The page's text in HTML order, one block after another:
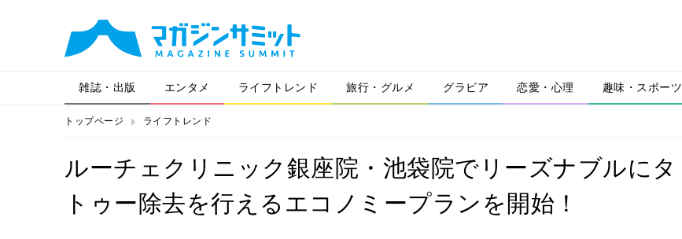
雑誌・出版 エンタメ ライフトレンド 旅行・グルメ グラビア 恋愛・心理 趣味・スポーツ
トップページ ライフトレンド
ルーチェクリニック銀座院・池袋院でリーズナブルにタ
トゥー除去を行えるエコノミープランを開始！